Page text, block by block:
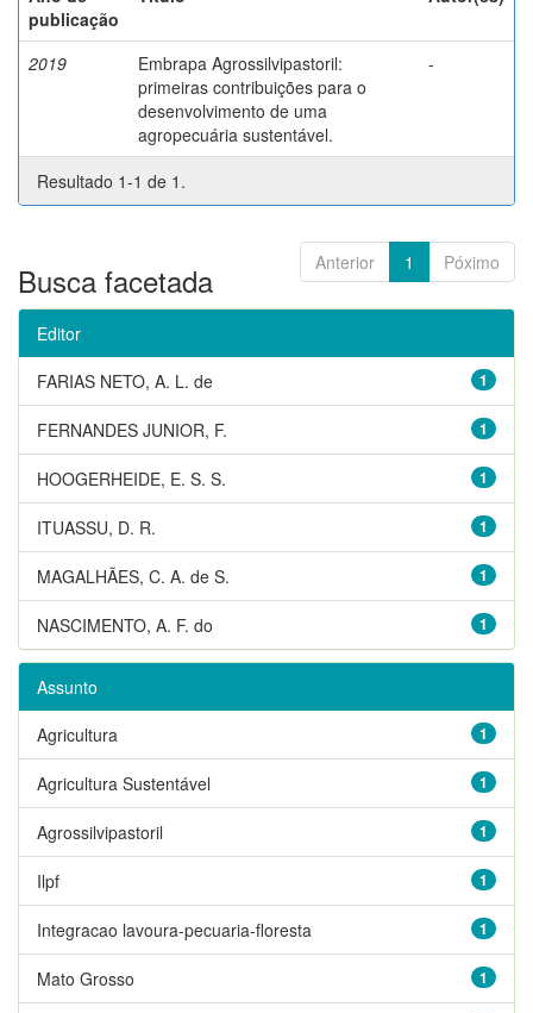
publicação
2019
Embrapa Agrossilvipastoril:
primeiras contribuições para o
desenvolvimento de uma
agropecuária sustentável.
-
Resultado 1-1 de 1.
Anterior 1 Póximo
Busca facetada
Editor
1
FARIAS NETO, A. L. de
1
FERNANDES JUNIOR, F.
1
HOOGERHEIDE, E. S. S.
1
ITUASSU, D. R.
1
MAGALHÃES, C. A. de S.
1
NASCIMENTO, A. F. do
Assunto
1
Agricultura
1
Agricultura Sustentável
1
Agrossilvipastoril
1
Ilpf
1
Integracao lavoura-pecuaria-floresta
1
Mato Grosso